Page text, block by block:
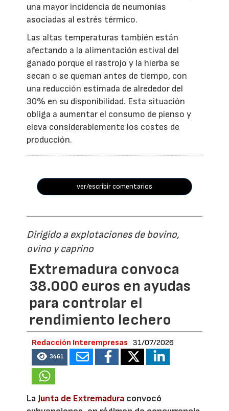
una mayor incidencia de neumonías
asociadas al estrés térmico.
Las altas temperaturas también están
afectando a la alimentación estival del
ganado porque el rastrojo y la hierba se
secan o se queman antes de tiempo, con
una reducción estimada de alrededor del
30% en su disponibilidad. Esta situación
obliga a aumentar el consumo de pienso y
eleva considerablemente los costes de
producción.
ver/escribir comentarios
Dirigido a explotaciones de bovino,
ovino y caprino
Extremadura convoca
38.000 euros en ayudas
para controlar el
rendimiento lechero
Redacción Interempresas 31/07/2026
3461
LaJunta de Extremadura convocó